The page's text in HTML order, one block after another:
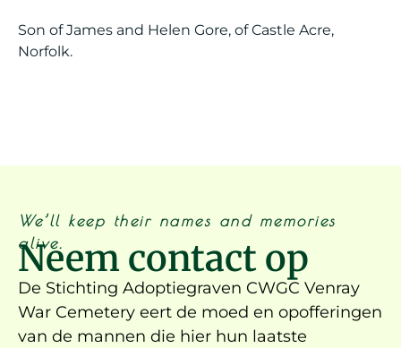
Son of James and Helen Gore, of Castle Acre,
Norfolk.
We’ll keep their names and memories
alive.
Neem contact op
De Stichting Adoptiegraven CWGC Venray
War Cemetery eert de moed en opofferingen
van de mannen die hier hun laatste